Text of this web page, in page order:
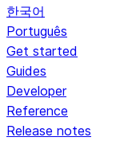
한국어
Português
Get started
Guides
Developer
Reference
Release notes